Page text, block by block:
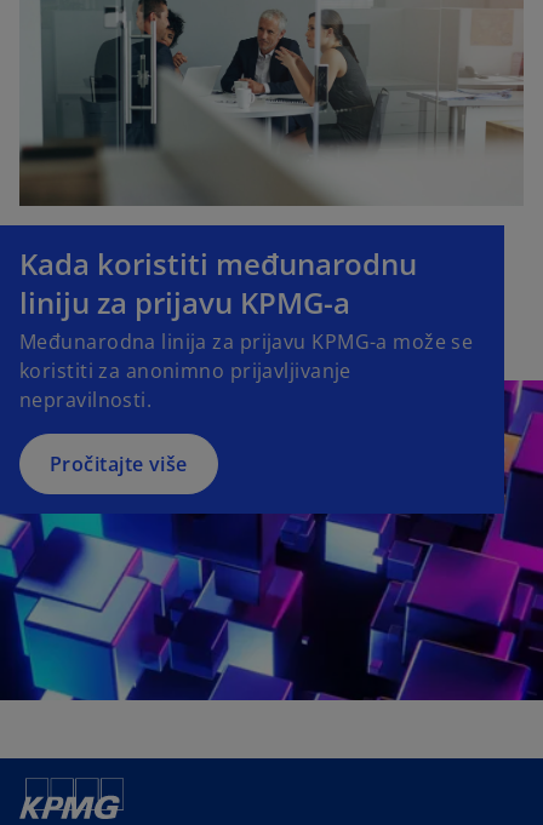
a
n
e
w
t
b
Kada koristiti međunarodnu
liniju za prijavu KPMG-a
Međunarodna linija za prijavu KPMG-a može se
koristiti za anonimno prijavljivanje
nepravilnosti.
Pročitajte više
o
e
n
s
i
n
a
n
w
t
a
b